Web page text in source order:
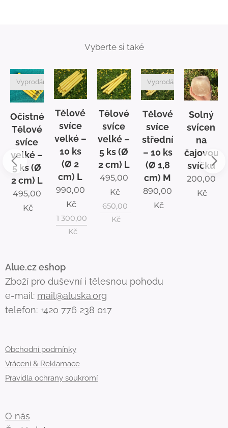
Vyberte si také
Očistné
Tělové
svíce
velké –
5 ks (Ø
2 cm) L
Vyprodáno
495,00
Kč
Tělové
svíce
velké –
10 ks
(Ø 2
cm) L
990,00
Kč
1 300,00
Kč
Tělové
svíce
velké –
5 ks (Ø
2 cm) L
495,00
Kč
650,00
Kč
Tělové
svíce
střední
– 10 ks
(Ø 1,8
cm) M
Vyprodáno
890,00
Kč
Solný
svícen
na
čajovou
svíčku
200,00
Kč
Alue.cz eshop
Zboží pro duševní i tělesnou pohodu
e-mail: mail@aluska.org
telefon: +420 776 238 017
Obchodní podmínky
Vrácení & Reklamace
Pravidla ochrany soukromí
O nás